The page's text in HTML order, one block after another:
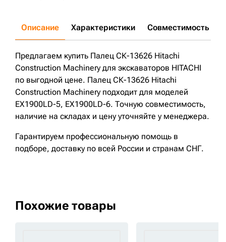
Описание Характеристики Совместимость
Предлагаем купить Палец СК-13626 Hitachi
Construction Machinery для экскаваторов HITACHI
по выгодной цене. Палец СК-13626 Hitachi
Construction Machinery подходит для моделей
EX1900LD-5, EX1900LD-6. Точную совместимость,
наличие на складах и цену уточняйте у менеджера.
Гарантируем профессиональную помощь в
подборе, доставку по всей России и странам СНГ.
Похожие товары